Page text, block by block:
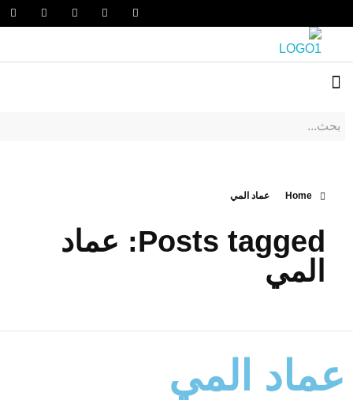
Home عماد المي
Posts tagged: عماد
المي
عماد المي